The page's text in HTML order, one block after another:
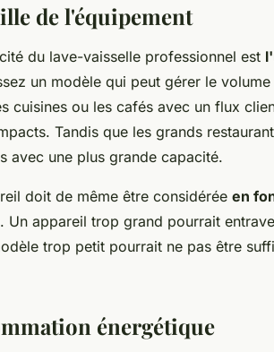
de l'équipement
du lave-vaisselle professionnel est
un modèle qui peut gérer le
cuisines ou les cafés avec un flux
Tandis que les grands
avec une plus grande capacité.
doit de même être considérée en
. Un appareil trop grand pourrait
trop petit pourrait ne pas être
énergétique